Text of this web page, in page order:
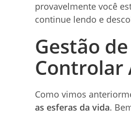
provavelmente você
continue lendo e
Gestão
Controlar
Como vimos
as esferas da vida.